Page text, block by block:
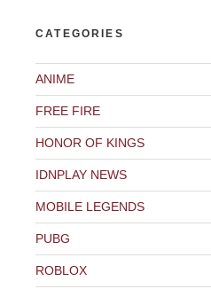
CATEGORIES
ANIME
FREE FIRE
HONOR OF KINGS
IDNPLAY NEWS
MOBILE LEGENDS
PUBG
ROBLOX